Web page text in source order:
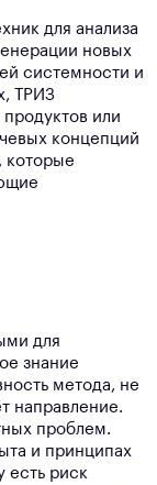
для анализа
новых
системности и
ТРИЗ
или
концепций
которые
для
знание
метода, не
направление.
проблем.
и принципах
есть риск